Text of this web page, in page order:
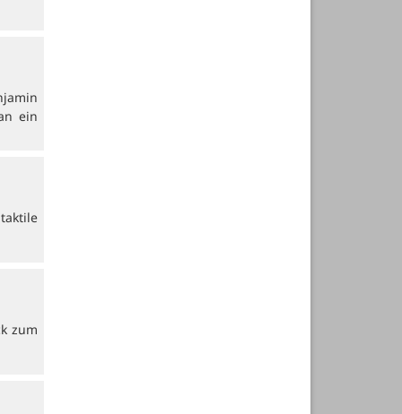
ein
zum